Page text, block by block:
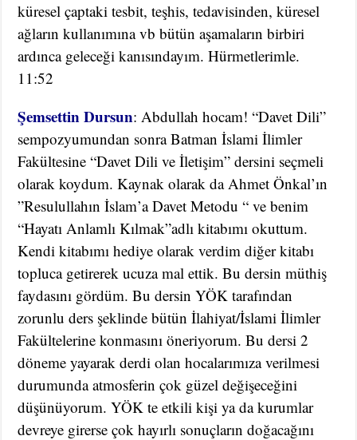
küresel çaptaki tesbit, teşhis, tedavisinden, küresel
ağların kullanımına vb bütün aşamaların birbiri
ardınca geleceği kanısındayım. Hürmetlerimle.
11:52
Şemsettin Dursun: Abdullah hocam! “Davet Dili”
sempozyumundan sonra Batman İslami İlimler
Fakültesine “Davet Dili ve İletişim” dersini seçmeli
olarak koydum. Kaynak olarak da Ahmet Önkal’ın
”Resulullahın İslam’a Davet Metodu “ ve benim
“Hayatı Anlamlı Kılmak”adlı kitabımı okuttum.
Kendi kitabımı hediye olarak verdim diğer kitabı
topluca getirerek ucuza mal ettik. Bu dersin müthiş
faydasını gördüm. Bu dersin YÖK tarafından
zorunlu ders şeklinde bütün İlahiyat/İslami İlimler
Fakültelerine konmasını öneriyorum. Bu dersi 2
döneme yayarak derdi olan hocalarımıza verilmesi
durumunda atmosferin çok güzel değişeceğini
düşünüyorum. YÖK te etkili kişi ya da kurumlar
devreye girerse çok hayırlı sonuçların doğacağını